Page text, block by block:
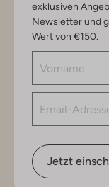
exklusiven
Newsletter und
Wert von €150.
Jetzt